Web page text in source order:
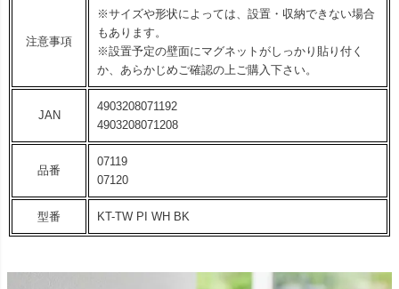
注意事項
※サイズや形状によっては、設置・収納できない場合
もあります。
※設置予定の壁面にマグネットがしっかり貼り付く
か、あらかじめご確認の上ご購入下さい。
JAN
4903208071192
4903208071208
品番
07119
07120
型番 KT-TW PI WH BK